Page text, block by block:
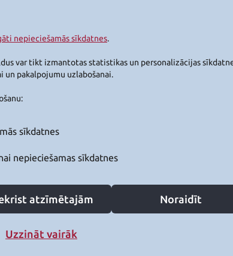
nepieciešamās sīkdatnes.
var tikt izmantotas statistikas un personalizācijas
un pakalpojumu uzlabošanai.
sīkdatnes
nepieciešamas sīkdatnes
atzīmētajām Noraidīt
Uzzināt vairāk